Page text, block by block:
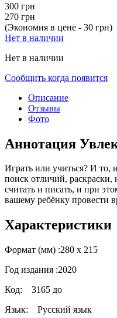
300 грн
270 грн
(Экономия в цене - 30 грн)
Нет в наличии
Нет в наличии
Сообщить когда появится
Описание
Отзывы
Фото
Аннотация
Играть или учиться? И то,
поиск отличий, раскраски,
считать и писать, и при
вашему ребёнку провести
Характеристики
Формат (мм) :280 х 215
Год издания :2020
Код: 3165 до
Язык: Русский язык